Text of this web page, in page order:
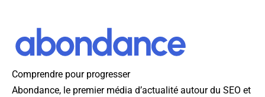
Comprendre pour progresser
Abondance, le premier média d’actualité autour du SEO et